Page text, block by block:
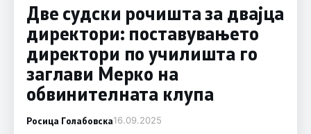
Две судски рочишта за двајца
директори: поставувањето
директори по училишта го
заглави Мерко на
обвинителната клупа
Росица Голабовска16.09.2025